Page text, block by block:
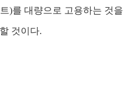
)를 대량으로 고용하는 것을
것이다.